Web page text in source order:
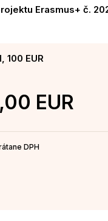
Erasmus+ č.
100 EUR
EUR
DPH